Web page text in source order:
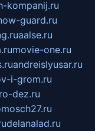
kompanij.ru
guard.ru
aalse.ru
movie-one.ru
andreislyusar.ru
i-grom.ru
dez.ru
delanalad.ru